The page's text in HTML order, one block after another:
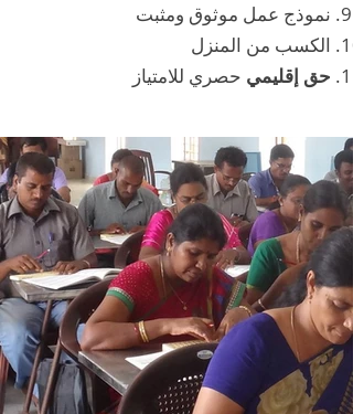
نموذج عمل موثوق ومثبت
الكسب من المنزل
حق إقليمي حصري للامتياز